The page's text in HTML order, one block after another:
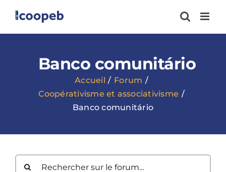
contenu
Banco comunitário
Accueil
Forum
Coopérativisme et associativisme
Banco comunitário